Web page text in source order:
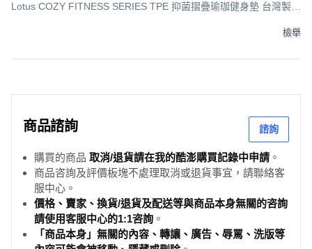
Lotus COZY FITNESS SERIES TPE 抑菌摺疊瑜珈健身墊 台灣製
檢舉
商品諮詢 諮詢
購買的商品 取消/退貨請在我的酷澎購買記錄中申請 。
商品咨詢及評價板塊不處理取消或退貨事宜，請聯絡客
服中心。
價格、賣家、換貨/退貨及配送等與商品本身無關的咨詢
請使用客服中心的1:1咨詢 。
「商品本身」無關的內容、轉讓、廣告、辱罵、洗版等